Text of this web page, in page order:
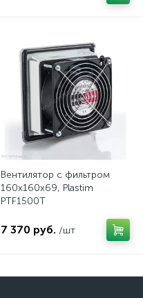
Вентилятор с фильтром
160x160x69, Plastim
PTF1500T
7 370 руб. /шт